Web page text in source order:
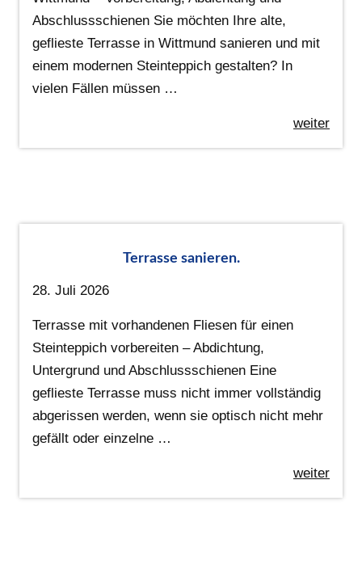
Abschlussschienen Sie möchten Ihre alte,
geflieste Terrasse in Wittmund sanieren und mit
einem modernen Steinteppich gestalten? In
vielen Fällen müssen …
weiter
Terrasse sanieren.
28. Juli 2026
Terrasse mit vorhandenen Fliesen für einen
Steinteppich vorbereiten – Abdichtung,
Untergrund und Abschlussschienen Eine
geflieste Terrasse muss nicht immer vollständig
abgerissen werden, wenn sie optisch nicht mehr
gefällt oder einzelne …
weiter